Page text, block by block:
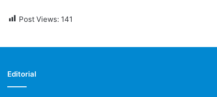
Post Views: 141
Editorial